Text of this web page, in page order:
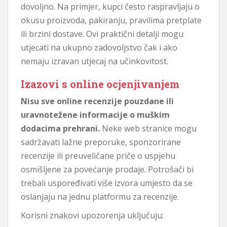
dovoljno. Na primjer, kupci često raspravljaju o
okusu proizvoda, pakiranju, pravilima pretplate
ili brzini dostave. Ovi praktični detalji mogu
utjecati na ukupno zadovoljstvo čak i ako
nemaju izravan utjecaj na učinkovitost.
Izazovi s online ocjenjivanjem
Nisu sve online recenzije pouzdane ili
uravnotežene informacije o muškim
dodacima prehrani. Neke web stranice mogu
sadržavati lažne preporuke, sponzorirane
recenzije ili preuveličane priče o uspjehu
osmišljene za povećanje prodaje. Potrošači bi
trebali uspoređivati ​​više izvora umjesto da se
oslanjaju na jednu platformu za recenzije.
Korisni znakovi upozorenja uključuju: